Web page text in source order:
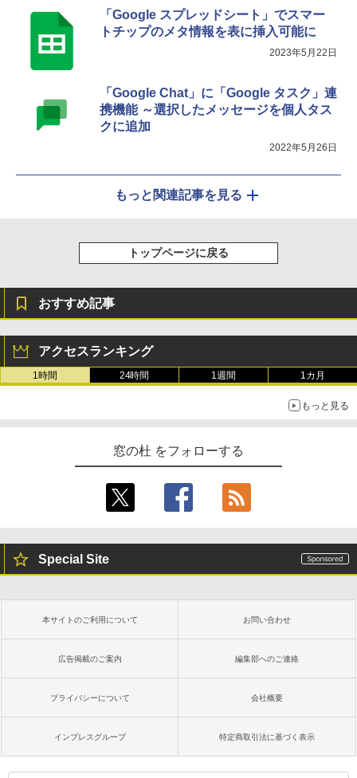
「Google スプレッドシート」でスマー
トチップのメタ情報を表に挿入可能に
2023年5月22日
「Google Chat」に「Google タスク」連
携機能 ～選択したメッセージを個人タス
クに追加
2022年5月26日
もっと関連記事を見る
トップページに戻る
おすすめ記事
アクセスランキング
1時間 24時間 1週間 1カ月
もっと見る
窓の杜 をフォローする
Special Site
本サイトのご利用について お問い合わせ
広告掲載のご案内 編集部へのご連絡
プライバシーについて 会社概要
インプレスグループ 特定商取引法に基づく表示